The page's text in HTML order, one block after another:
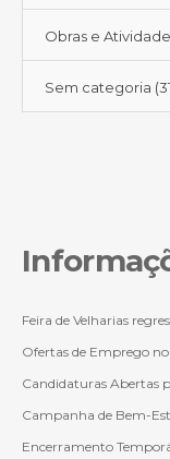
Obras e
Sem categoria
Feira de Velharias
Ofertas de Emprego
Candidaturas Abertas
Campanha de Bem-
Encerramento